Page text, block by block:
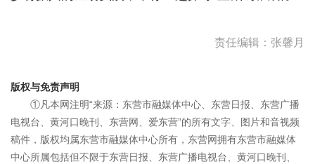
责任编辑：张馨月
版权与免责声明
①凡本网注明“来源：东营市融媒体中心、东营日报、东营广播
电视台、黄河口晚刊、东营网、爱东营”的所有文字、图片和音视频
稿件，版权均属东营市融媒体中心所有，东营网拥有东营市融媒体
中心所属包括但不限于东营日报、东营广播电视台、黄河口晚刊、